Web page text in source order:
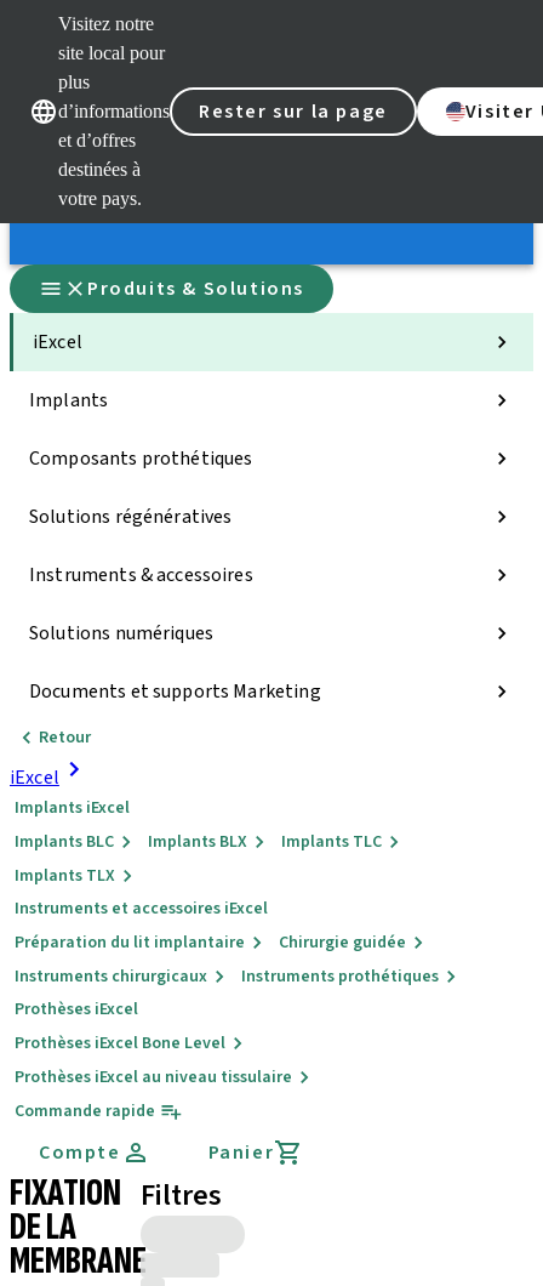
Visitez notre
site local pour
plus
d’informations
et d’offres
destinées à
votre pays.
Rester sur la page
Visiter
Nos marquesNos marques
Produits & Solutions
iExcel
Implants
Composants prothétiques
Solutions régénératives
Instruments & accessoires
Solutions numériques
Documents et supports Marketing
Retour
iExcel
Implants iExcel
Implants BLC
Implants BLX
Implants TLC
Implants TLX
Instruments et accessoires iExcel
Préparation du lit implantaire
Chirurgie guidée
Instruments chirurgicaux
Instruments prothétiques
Prothèses iExcel
Prothèses iExcel Bone Level
Prothèses iExcel au niveau tissulaire
Commande rapide
Compte Panier
FIXATION
DE LA
MEMBRANE
Filtres